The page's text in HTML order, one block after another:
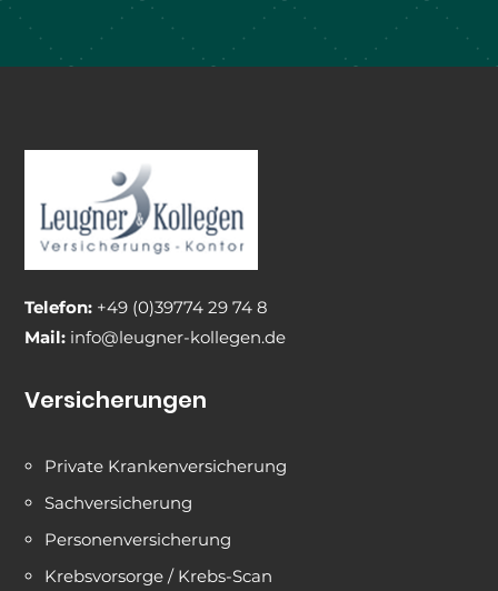
Telefon: +49 (0)39774 29 74 8
Mail: info@leugner-kollegen.de
Versicherungen
Private Krankenversicherung
Sachversicherung
Personenversicherung
Krebsvorsorge / Krebs-Scan